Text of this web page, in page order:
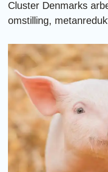
Cluster Denmarks
omstilling,